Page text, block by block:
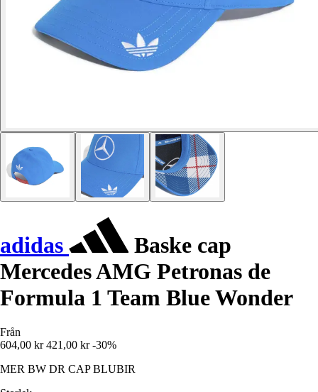
adidas
Baske cap
Mercedes AMG Petronas de
Formula 1 Team Blue Wonder
Från
604,00 kr 421,00 kr -30%
MER BW DR CAP BLUBIR